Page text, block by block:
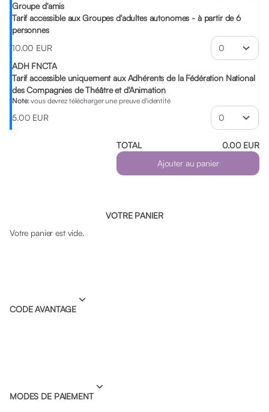
Groupe d'amis
Tarif accessible aux Groupes d'adultes autonomes - à partir de 6
personnes
10.00 EUR
ADH FNCTA
Tarif accessible uniquement aux Adhérents de la Fédération National
des Compagnies de Théâtre et d'Animation
Note: vous devrez télécharger une preuve d'identité
5.00 EUR
TOTAL 0.00 EUR
Ajouter au panier
VOTRE PANIER
Votre panier est vide.
CODE AVANTAGE
MODES DE PAIEMENT